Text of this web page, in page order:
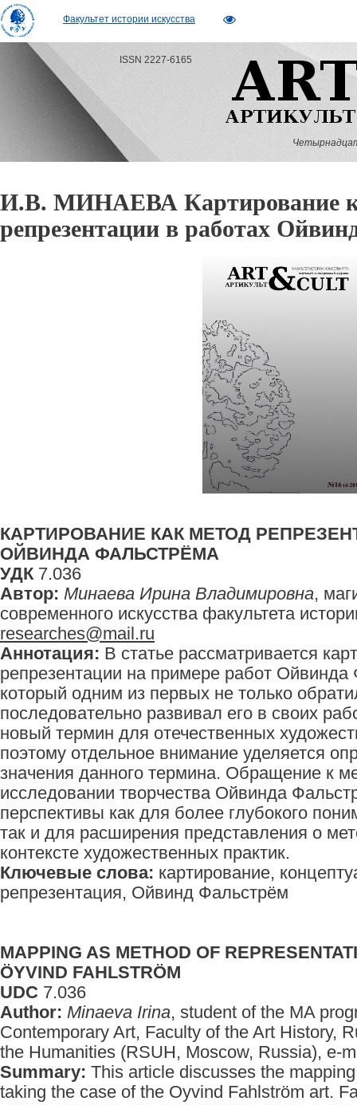
Факультет истории искусства
ISSN 2227-6165
И.В. МИНАЕВА Картирование
репрезентации в работах
КАРТИРОВАНИЕ КАК МЕТОД
ОЙВИНДА ФАЛЬСТРЁМА
УДК7.036
Автор: Минаева Ирина Владимировна,
современного искусства факультета
researches@mail.ru
Аннотация: В статье рассматривается
репрезентации на примере работ
который одним из первых не только
последовательно развивал его в своих
новый термин для отечественных
поэтому отдельное внимание уделяется
значения данного термина. Обращение к
исследовании творчества Ойвинда
перспективы как для более глубокого
так и для расширения представления о
контексте художественных практик.
Ключевые слова: картирование,
репрезентация, Ойвинд Фальстрём
MAPPING AS METHOD OF
ÖYVIND FAHLSTRÖM
UDC 7.036
Author: Minaeva Irina, student of the MA
Contemporary Art, Faculty of the Art History,
the Humanities (RSUH, Moscow, Russia), e-
Summary: This article discusses the
taking the case of the Oyvind Fahlström art.